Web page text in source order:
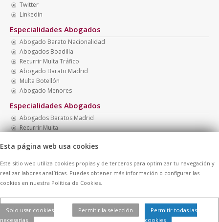
Twitter
Linkedin
Especialidades Abogados
Abogado Barato Nacionalidad
Abogados Boadilla
Recurrir Multa Tráfico
Abogado Barato Madrid
Multa Botellón
Abogado Menores
Especialidades Abogados
Abogados Baratos Madrid
Recurrir Multa
Multa Drogotest
Abogado Menores Madrid
Contratar Abogados. | Aviso Legal Cookies| Todos los
derechos reservados
Esta página web usa cookies
Este sitio web utiliza cookies propias y de terceros para optimizar tu navegación y
realizar labores analíticas. Puedes obtener más información o configurar las
cookies en nuestra Política de Cookies.
Solo usar cookies
necesarias
Permitir la selección
Permitir todas las
cookies